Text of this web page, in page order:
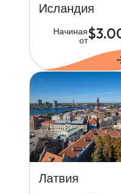
Исландия
Начиная
от
Латвия